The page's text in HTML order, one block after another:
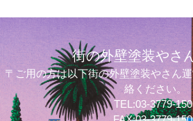
街の外壁塗装やさ
〒ご用の方は以下街の外壁塗装やさん
絡ください。
TEL:03-3779-